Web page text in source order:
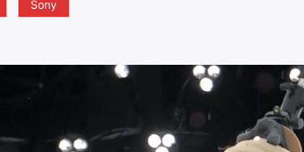
Sony